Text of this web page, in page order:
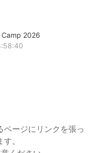
2026
ページにリンクを張っ
。